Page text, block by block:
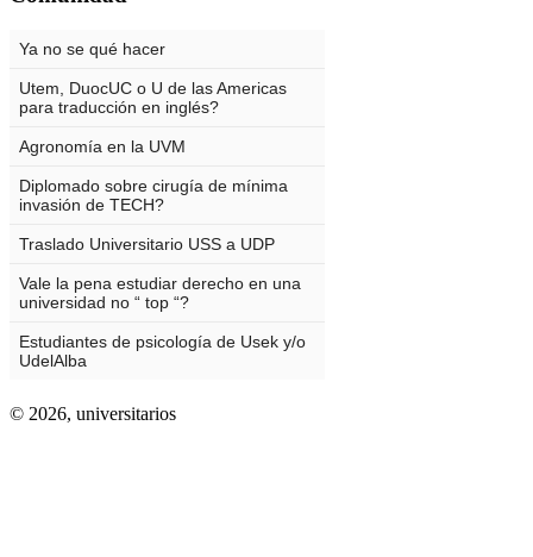
© 2026, universitarios